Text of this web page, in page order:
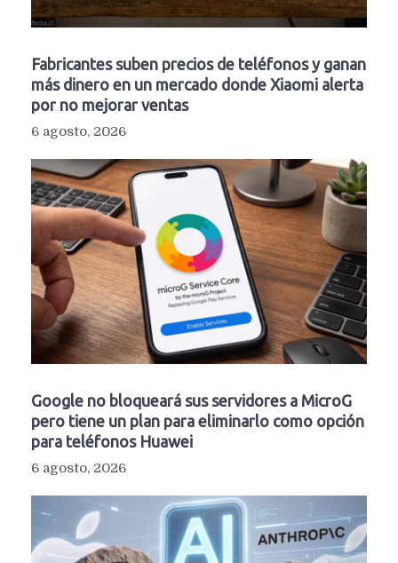
Fabricantes suben precios de teléfonos y ganan
más dinero en un mercado donde Xiaomi alerta
por no mejorar ventas
6 agosto, 2026
Google no bloqueará sus servidores a MicroG
pero tiene un plan para eliminarlo como opción
para teléfonos Huawei
6 agosto, 2026